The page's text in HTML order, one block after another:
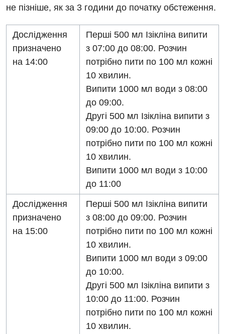
Фізіотерапія
Хірургічне відділення
Дитяча гастроентерологія
Дитяча дерматовенерологія
Дитяча ендокринологія
Дитяча кардіоревматологія
Дитяча неврологія
Дитяча ортопедія і травматологія
Дитяча оториноларингологія
Дитяча офтальмологія
не пізніше, як за 3 години до початку обстеження.
Дослідження
призначено
на 14:00
Перші 500 мл Ізікліна випити
з 07:00 до 08:00. Розчин
потрібно пити по 100 мл кожні
10 хвилин.
Випити 1000 мл води з 08:00
до 09:00.
Другі 500 мл Ізікліна випити з
09:00 до 10:00. Розчин
потрібно пити по 100 мл кожні
10 хвилин.
Випити 1000 мл води з 10:00
до 11:00
Дослідження
призначено
на 15:00
Перші 500 мл Ізікліна випити
з 08:00 до 09:00. Розчин
потрібно пити по 100 мл кожні
10 хвилин.
Випити 1000 мл води з 09:00
до 10:00.
Другі 500 мл Ізікліна випити з
10:00 до 11:00. Розчин
потрібно пити по 100 мл кожні
10 хвилин.